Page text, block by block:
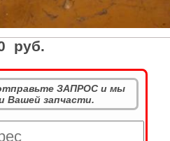
руб.
ЗАПРОС и мы
Вашей запчасти.